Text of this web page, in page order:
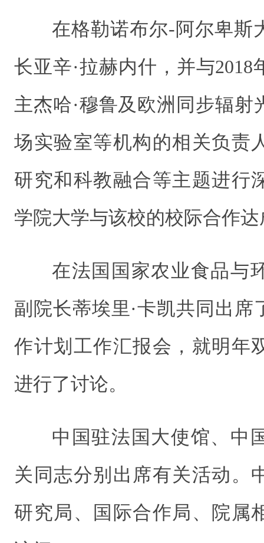
在格勒诺布尔-阿尔卑斯
长亚辛·拉赫内什，并与
主杰哈·穆鲁及欧洲同步辐射
场实验室等机构的相关负责
研究和科教融合等主题进行
学院大学与该校的校际合作
在法国国家农业食品与
副院长蒂埃里·卡凯共同出席
作计划工作汇报会，就明年
进行了讨论。
中国驻法国大使馆、中
关同志分别出席有关活动。
研究局、国际合作局、院属